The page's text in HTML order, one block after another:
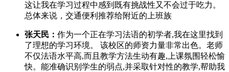
这让我在学习过程中感到既有挑战性又不会过于吃力。
总体来说，交通便利推荐给附近的上班族
张天民： 作为一个正在学习法语的初学者,我在这里找到
了理想的学习环境。 该校区的师资力量非常出色。老师
不仅法语水平高,而且教学方法生动有趣,上课氛围轻松愉
快。能准确识别学生的弱点,并采取针对性的教学,帮助我